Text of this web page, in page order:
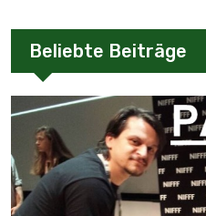
Beliebte Beiträge